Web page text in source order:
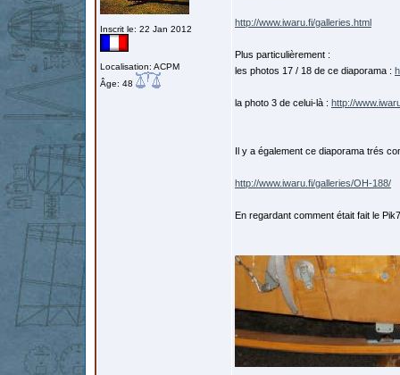
Inscrit le: 22 Jan 2012
Localisation: ACPM
Âge: 48
http://www.iwaru.fi/galleries.html
Plus particulièrement :
les photos 17 / 18 de ce diaporama :
la photo 3 de celui-là : http://
Il y a également ce diaporama trés
http://www.iwaru.fi/galleries/OH-188/
En regardant comment était fait le